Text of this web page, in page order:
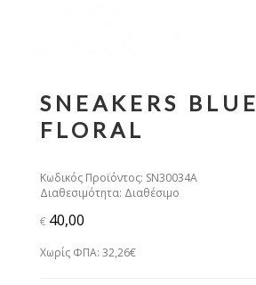
SNEAKERS BLUE
FLORAL
Κωδικός Προϊόντος: SN30034A
Διαθεσιμότητα: Διαθέσιμο
€ 40,00
Χωρίς ΦΠΑ: 32,26€